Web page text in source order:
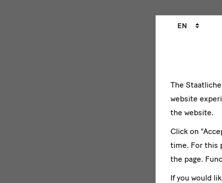
Language
EN
The
website
the website.
Click on
time. For this
the page.
If you would